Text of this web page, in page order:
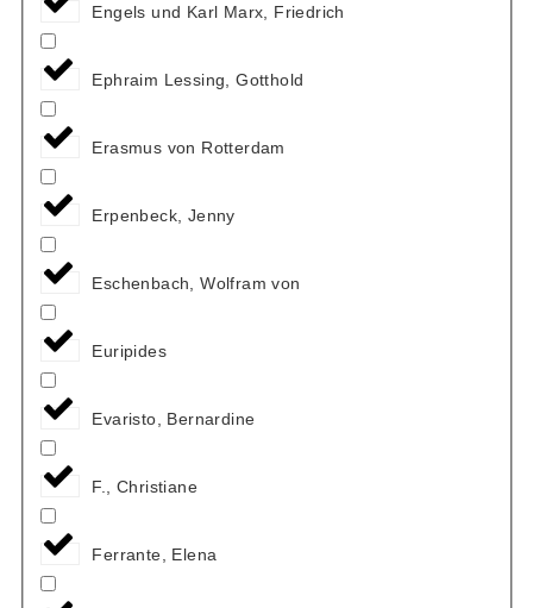
Engels und Karl Marx, Friedrich
Ephraim Lessing, Gotthold
Erasmus von Rotterdam
Erpenbeck, Jenny
Eschenbach, Wolfram von
Euripides
Evaristo, Bernardine
F., Christiane
Ferrante, Elena